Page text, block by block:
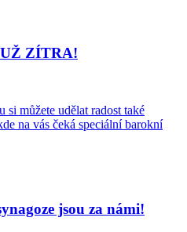
ZÍTRA!
můžete udělat radost také
na vás čeká speciální barokní
jsou za námi!